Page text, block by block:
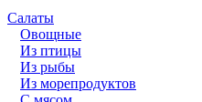
Салаты
Овощные
Из птицы
Из рыбы
Из морепродуктов